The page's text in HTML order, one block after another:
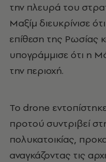
την πλευρά του
Μαξίμ διευκρίνισε
επίθεση της Ρωσίας
υπογράμμισε ότι η
την περιοχή.
Το drone
προτού συντριβεί
πολυκατοικίας,
αναγκάζοντας τις